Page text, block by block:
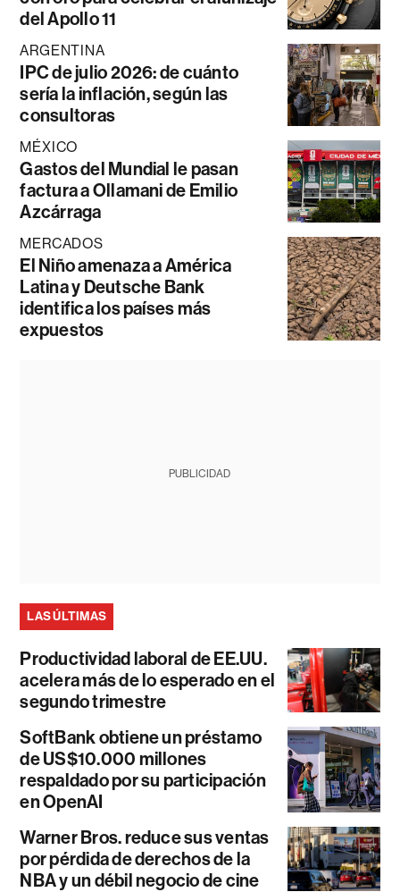
del Apollo 11
ARGENTINA
IPC de julio 2026: de cuánto
sería la inflación, según las
consultoras
MÉXICO
Gastos del Mundial le pasan
factura a Ollamani de Emilio
Azcárraga
MERCADOS
El Niño amenaza a América
Latina y Deutsche Bank
identifica los países más
expuestos
PUBLICIDAD
LAS ÚLTIMAS
Productividad laboral de EE.UU.
acelera más de lo esperado en el
segundo trimestre
SoftBank obtiene un préstamo
de US$10.000 millones
respaldado por su participación
en OpenAI
Warner Bros. reduce sus ventas
por pérdida de derechos de la
NBA y un débil negocio de cine